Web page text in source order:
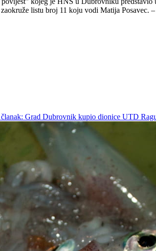
listu broj 11 koju vodi Matija Posavec.
članak: Grad Dubrovnik kupio dionice UTD